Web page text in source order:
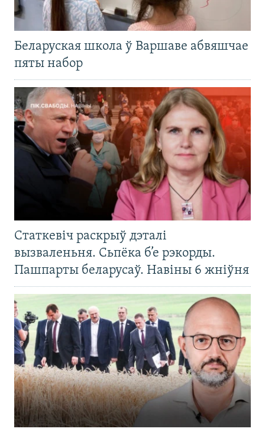
Беларуская школа ў Варшаве абвяшчае
пяты набор
Статкевіч раскрыў дэталі
вызваленьня. Сьпёка б’е рэкорды.
Пашпарты беларусаў. Навіны 6 жніўня